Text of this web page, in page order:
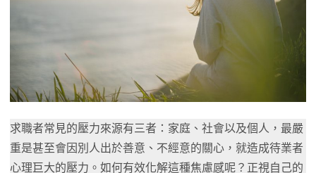
求職者常見的壓力來源有三者：家庭、社會以及個人，最嚴
重是甚至會因別人出於善意、不經意的關心，就造成待業者
心理巨大的壓力。如何有效化解這種焦慮感呢？正視自己的